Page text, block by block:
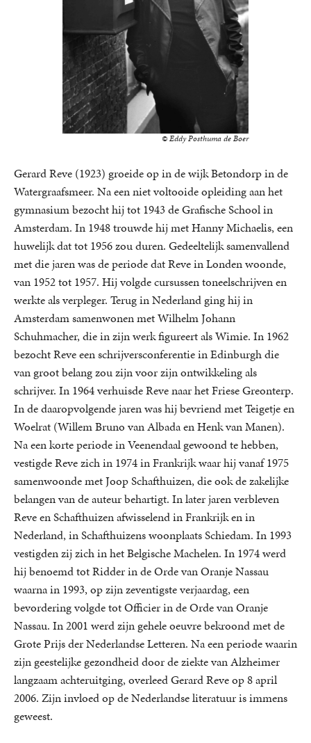
© Eddy Posthuma de Boer
Gerard Reve (1923) groeide op in de wijk Betondorp in de
Watergraafsmeer. Na een niet voltooide opleiding aan het
gymnasium bezocht hij tot 1943 de Grafische School in
Amsterdam. In 1948 trouwde hij met Hanny Michaelis, een
huwelijk dat tot 1956 zou duren. Gedeeltelijk samenvallend
met die jaren was de periode dat Reve in Londen woonde,
van 1952 tot 1957. Hij volgde cursussen toneelschrijven en
werkte als verpleger. Terug in Nederland ging hij in
Amsterdam samenwonen met Wilhelm Johann
Schuhmacher, die in zijn werk figureert als Wimie. In 1962
bezocht Reve een schrijversconferentie in Edinburgh die
van groot belang zou zijn voor zijn ontwikkeling als
schrijver. In 1964 verhuisde Reve naar het Friese Greonterp.
In de daaropvolgende jaren was hij bevriend met Teigetje en
Woelrat (Willem Bruno van Albada en Henk van Manen).
Na een korte periode in Veenendaal gewoond te hebben,
vestigde Reve zich in 1974 in Frankrijk waar hij vanaf 1975
samenwoonde met Joop Schafthuizen, die ook de zakelijke
belangen van de auteur behartigt. In later jaren verbleven
Reve en Schafthuizen afwisselend in Frankrijk en in
Nederland, in Schafthuizens woonplaats Schiedam. In 1993
vestigden zij zich in het Belgische Machelen. In 1974 werd
hij benoemd tot Ridder in de Orde van Oranje Nassau
waarna in 1993, op zijn zeventigste verjaardag, een
bevordering volgde tot Officier in de Orde van Oranje
Nassau. In 2001 werd zijn gehele oeuvre bekroond met de
Grote Prijs der Nederlandse Letteren. Na een periode waarin
zijn geestelijke gezondheid door de ziekte van Alzheimer
langzaam achteruitging, overleed Gerard Reve op 8 april
2006. Zijn invloed op de Nederlandse literatuur is immens
geweest.